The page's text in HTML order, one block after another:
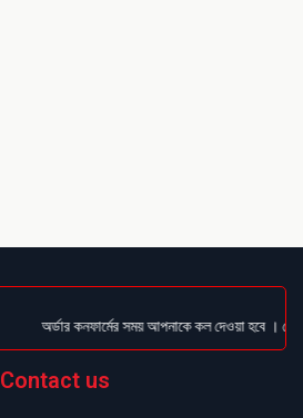
অর্ডার কনফার্মের সময় আপনাকে কল দেওয়া হবে ।
Contact us